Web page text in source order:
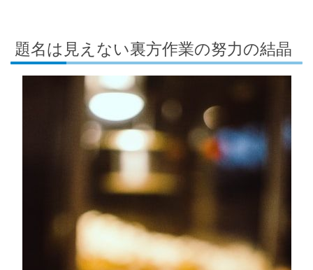
題名は見えない裏方作業の努力の結晶